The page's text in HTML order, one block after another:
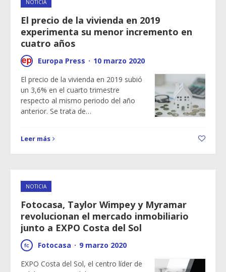
NOTICIA
El precio de la vivienda en 2019
experimenta su menor incremento en
cuatro años
Europa Press · 10 marzo 2020
El precio de la vivienda en 2019 subió
un 3,6% en el cuarto trimestre
respecto al mismo periodo del año
anterior. Se trata de…
Leer más
NOTICIA
Fotocasa, Taylor Wimpey y Myramar
revolucionan el mercado inmobiliario
junto a EXPO Costa del Sol
Fotocasa · 9 marzo 2020
EXPO Costa del Sol, el centro líder de